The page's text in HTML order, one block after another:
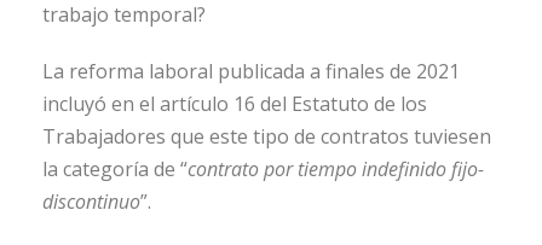
trabajo temporal?
La reforma laboral publicada a finales de 2021
incluyó en el artículo 16 del Estatuto de los
Trabajadores que este tipo de contratos tuviesen
la categoría de “contrato por tiempo indefinido fijo-
discontinuo”.